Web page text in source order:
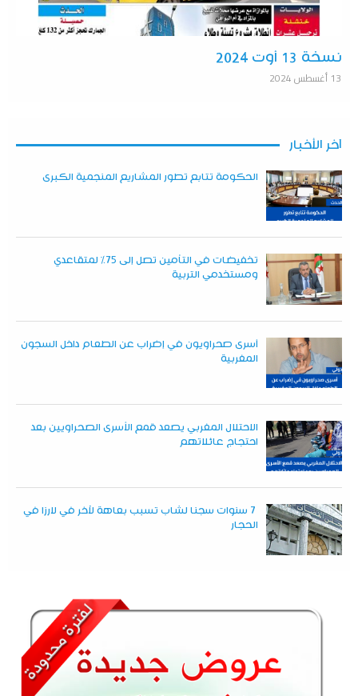
نسخة 13 أوت 2024
13 أغسطس 2024
آخر الأخبار
الحكومة تتابع تطور المشاريع المنجمية الكبرى
تخفيضات في التأمين تصل إلى 75% لمتقاعدي
ومستخدمي التربية
أسرى صحراويون في إضراب عن الطعام داخل السجون
المغربية
الاحتلال المغربي يصعد قمع الأسرى الصحراويين بعد
احتجاج عائلاتهم
7 سنوات سجنا لشاب تسبب بعاهة لآخر في لارزا في
الحجار